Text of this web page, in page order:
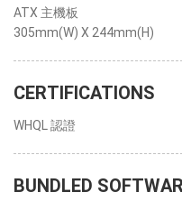
ATX 主機板
305mm(W) X 244mm(H)
CERTIFICATIONS
WHQL 認證
BUNDLED